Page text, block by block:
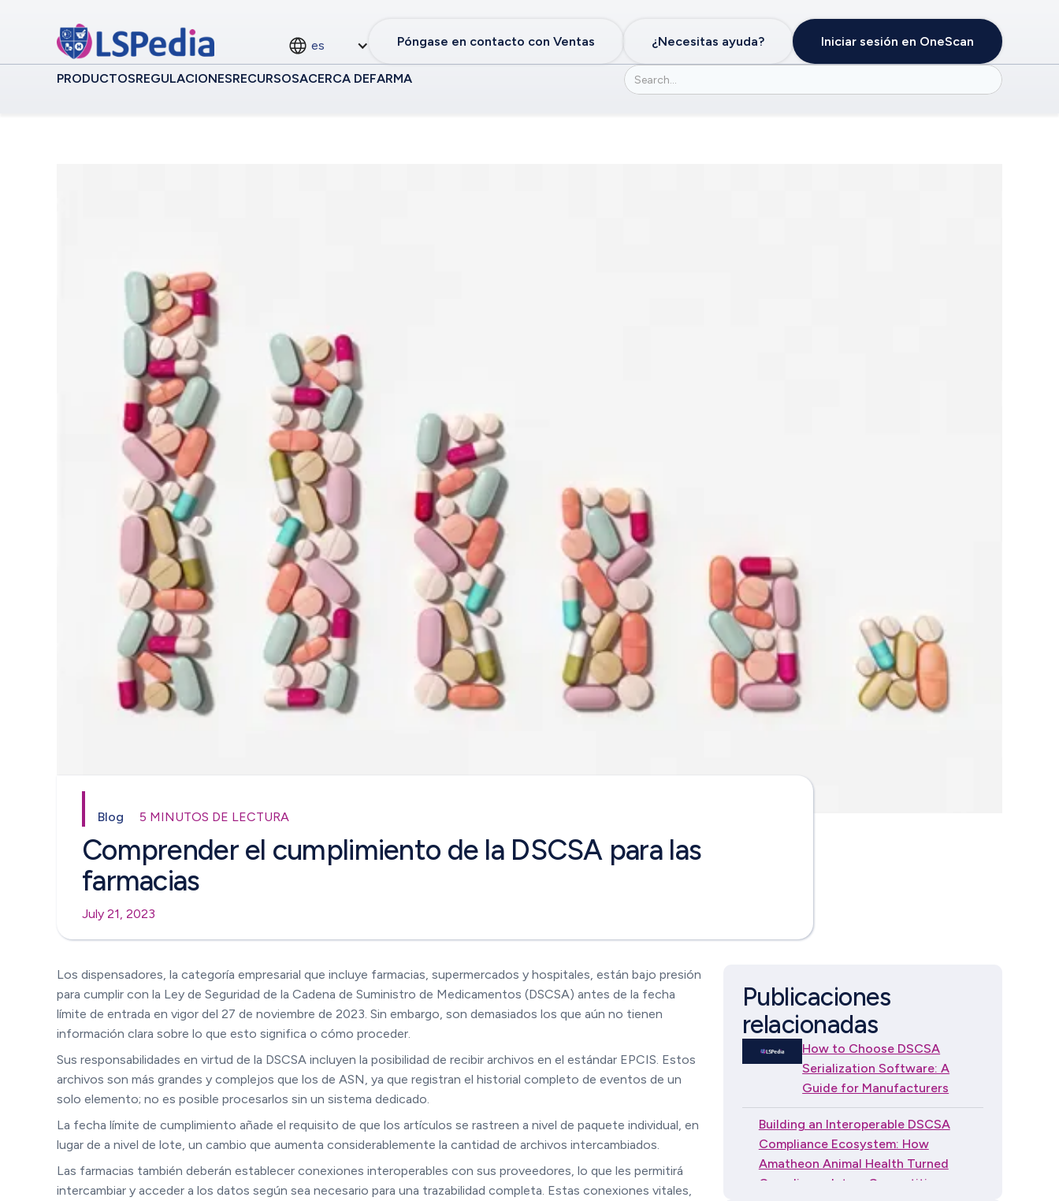
es Póngase en contacto con Ventas ¿Necesitas ayuda? Iniciar sesión en OneScan
PRODUCTOSREGULACIONESRECURSOSACERCA DEFARMA
Blog 5 MINUTOS DE LECTURA
Comprender el cumplimiento de la DSCSA para las
farmacias
July 21, 2023
Los dispensadores, la categoría empresarial que incluye farmacias, supermercados y hospitales, están bajo presión
para cumplir con la Ley de Seguridad de la Cadena de Suministro de Medicamentos (DSCSA) antes de la fecha
límite de entrada en vigor del 27 de noviembre de 2023. Sin embargo, son demasiados los que aún no tienen
información clara sobre lo que esto significa o cómo proceder.
Sus responsabilidades en virtud de la DSCSA incluyen la posibilidad de recibir archivos en el estándar EPCIS. Estos
archivos son más grandes y complejos que los de ASN, ya que registran el historial completo de eventos de un
solo elemento; no es posible procesarlos sin un sistema dedicado.
La fecha límite de cumplimiento añade el requisito de que los artículos se rastreen a nivel de paquete individual, en
lugar de a nivel de lote, un cambio que aumenta considerablemente la cantidad de archivos intercambiados.
Las farmacias también deberán establecer conexiones interoperables con sus proveedores, lo que les permitirá
intercambiar y acceder a los datos según sea necesario para una trazabilidad completa. Estas conexiones vitales,
Publicaciones
relacionadas
How to Choose DSCSA
Serialization Software: A
Guide for Manufacturers
Building an Interoperable DSCSA
Compliance Ecosystem: How
Amatheon Animal Health Turned
Compliance Into a Competitive